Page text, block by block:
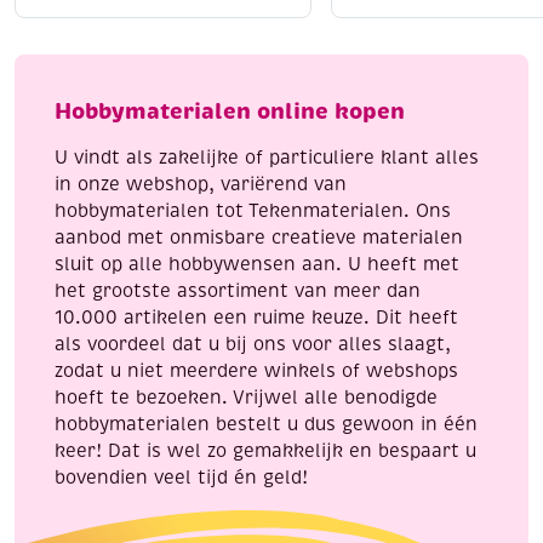
voor behoud van vorm
professionele en luxe uitstraling.
50
okergeel
50
zalm
Hobbymaterialen online kopen
U vindt als zakelijke of particuliere klant alles
in onze webshop, variërend van
hobbymaterialen tot Tekenmaterialen. Ons
aanbod met onmisbare creatieve materialen
sluit op alle hobbywensen aan. U heeft met
het grootste assortiment van meer dan
10.000 artikelen een ruime keuze. Dit heeft
als voordeel dat u bij ons voor alles slaagt,
zodat u niet meerdere winkels of webshops
hoeft te bezoeken. Vrijwel alle benodigde
hobbymaterialen bestelt u dus gewoon in één
keer! Dat is wel zo gemakkelijk en bespaart u
bovendien veel tijd én geld!